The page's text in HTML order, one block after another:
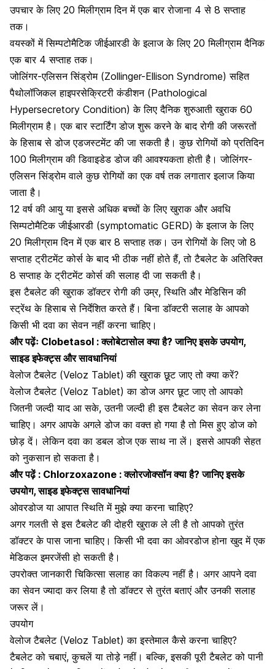
उपचार के लिए 20 मिलीग्राम दिन में एक बार रोजाना 4 से 8 सप्ताह
तक।
वयस्कों में सिम्पटोमैटिक जीईआरडी के इलाज के लिए 20 मिलीग्राम दैनिक
एक बार 4 सप्ताह तक।
जोलिंगर-एलिसन सिंड्रोम (Zollinger-Ellison Syndrome) सहित
पैथोलॉजिकल हाइपरसेक्रिटरी कंडीशन (Pathological
Hypersecretory Condition) के लिए दैनिक शुरुआती खुराक 60
मिलीग्राम है। एक बार स्टार्टिंग डोज शुरू करने के बाद रोगी की जरूरतों
के हिसाब से डोज एडजस्टमेंट की जा सकती है। कुछ रोगियों को प्रतिदिन
100 मिलीग्राम की डिवाइडेड डोज की आवश्यकता होती है। जोलिंगर-
एलिसन सिंड्रोम वाले कुछ रोगियों का एक वर्ष तक लगातार इलाज किया
जाता है।
12 वर्ष की आयु या इससे अधिक बच्चों के लिए खुराक और अवधि
सिम्पटोमैटिक जीईआरडी (symptomatic GERD) के इलाज के लिए
20 मिलीग्राम दिन में एक बार 8 सप्ताह तक। उन रोगियों के लिए जो 8
सप्ताह ट्रीटमेंट कोर्स के बाद भी ठीक नहीं होते हैं, तो टैबलेट के अतिरिक्त
8 सप्ताह के ट्रीटमेंट कोर्स की सलाह दी जा सकती है।
इस टैबलेट की खुराक डॉक्टर रोगी की उम्र, स्थिति और मेडिसिन की
स्ट्रेंथ के हिसाब से निर्देशित करते हैं। बिना डॉक्टरी सलाह के आपको
किसी भी दवा का सेवन नहीं करना चाहिए।
और पढ़ेंः Clobetasol : क्लोबेटासोल क्या है? जानिए इसके उपयोग,
साइड इफेक्ट्स और सावधानियां
वेलोज टैबलेट (Veloz Tablet) की खुराक छूट जाए तो क्या करें?
वेलोज टैबलेट (Veloz Tablet) का डोज अगर छूट जाए तो आपको
जितनी जल्दी याद आ सके, उतनी जल्दी ही इस टैबलेट का सेवन कर लेना
चाहिए। अगर आपके अगले डोज का वक्त हो गया है तो मिस हुए डोज को
छोड़ दें। लेकिन दवा का डबल डोज एक साथ ना लें। इससे आपकी सेहत
को नुकसान हो सकता है।
और पढ़ें : Chlorzoxazone : क्लोरजोक्सॉन क्या है? जानिए इसके
उपयोग, साइड इफेक्ट्स सावधानियां
ओवरडोज या आपात स्थिति में मुझे क्या करना चाहिए?
अगर गलती से इस टैबलेट की दोहरी खुराक ले ली है तो आपको तुरंत
डॉक्टर के पास जाना चाहिए। किसी भी दवा का ओवरडोज होना खुद में एक
मेडिकल इमरजेंसी हो सकती है।
उपरोक्त जानकारी चिकित्सा सलाह का विकल्प नहीं है। अगर आपने दवा
का सेवन ज्यादा कर लिया है तो डॉक्टर से तुरंत बताएं और उनकी सलाह
जरूर लें।
उपयोग
वेलोज टैबलेट (Veloz Tablet) का इस्तेमाल कैसे करना चाहिए?
टैबलेट को चबाएं, कुचलें या तोड़े नहीं। बल्कि, इसकी पूरी टैबलेट को पानी